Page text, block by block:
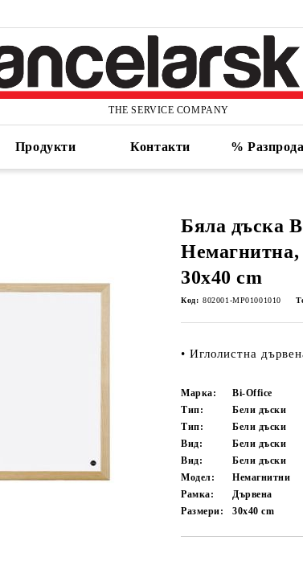
THE SERVICE COMPANY
Продукти Контакти %
Бяла дъска
Немагнитна,
30x40 cm
Код: 802001-MP01001010
• Иглолистна
Марка:
Bi-Office
Тип:
Бели дъски
Тип:
Бели дъски
Вид:
Бели дъски
Вид:
Бели дъски
Модел:
Немагнитни
Рамка:
Дървена
Размери:
30x40 cm